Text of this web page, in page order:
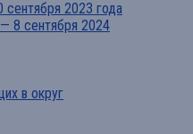
сентября 2023 года
8 сентября 2024
в округ